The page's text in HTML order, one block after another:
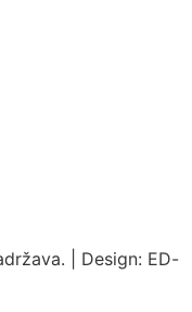
| Design: ED-